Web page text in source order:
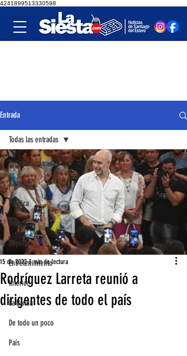
4241899513330598
Entrada
Todas las entradas
Santiago
Política
Frías
Deportes
Entretenimiento
Interior
La Banda
De todo un poco
País
Todas las entradas
Rodríguez Larreta reunió a
dirigentes de todo el país
15 dic 2022 3 min de lectura